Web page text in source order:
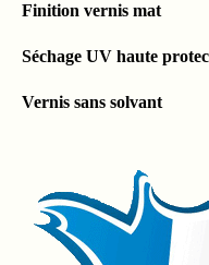
Finition vernis mat
Séchage UV haute
Vernis sans solvant